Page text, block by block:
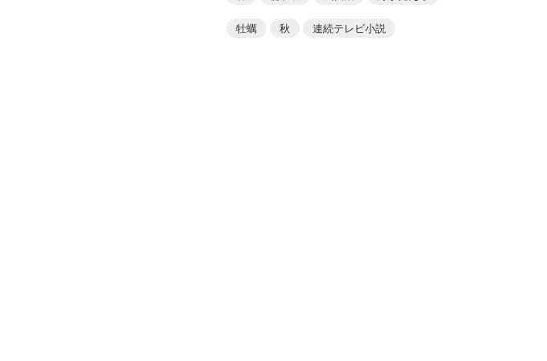
牡蠣 秋 連続テレビ小説